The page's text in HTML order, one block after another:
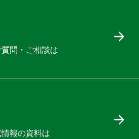
問・ご相談は
報の資料は